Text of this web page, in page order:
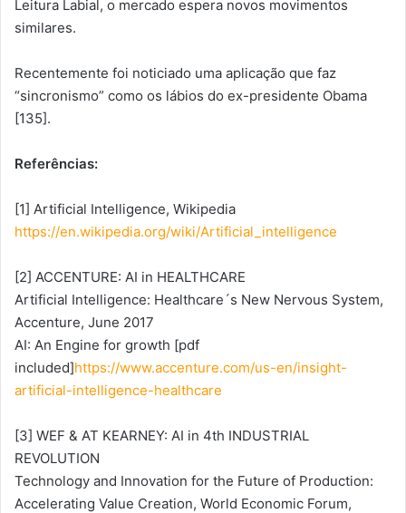
Leitura Labial, o mercado espera novos movimentos
similares.
Recentemente foi noticiado uma aplicação que faz
“sincronismo” como os lábios do ex-presidente Obama
[135].
Referências:
[1] Artificial Intelligence, Wikipedia
https://en.wikipedia.org/wiki/Artificial_intelligence
[2] ACCENTURE: AI in HEALTHCARE
Artificial Intelligence: Healthcare´s New Nervous System,
Accenture, June 2017
AI: An Engine for growth [pdf
included]https://www.accenture.com/us-en/insight-
artificial-intelligence-healthcare
[3] WEF & AT KEARNEY: AI in 4th INDUSTRIAL
REVOLUTION
Technology and Innovation for the Future of Production:
Accelerating Value Creation, World Economic Forum,